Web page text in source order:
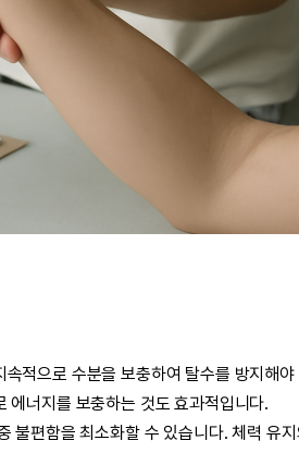
적으로 수분을 보충하여 탈수를 방지해
에너지를 보충하는 것도 효과적입니다.
편함을 최소화할 수 있습니다. 체력 유